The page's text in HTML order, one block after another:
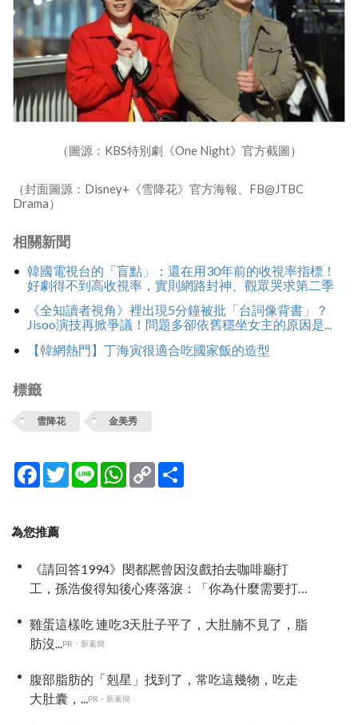
（圖源：KBS特別劇《One Night》官方截圖）
（封面圖源：Disney+《雪降花》官方海報、FB@JTBC
Drama）
相關新聞
韓國電視台的「盲點」：還在用30年前的收視率指標！
好劇得不到高收視率，實則網路封神、觀眾哭求第二季
《全知讀者視角》裡出現5分鐘被批「台詞像背書」？
Jisoo演技再掀爭議！問題多卻依舊穩坐女主的原因是...
【韓網熱門】丁海寅很適合吃國家飯的造型
標籤
雪降花 金美秀
Facebook
TwitterLine WhatsApp
Copy
Link
為您推薦
《請回答1994》閔都凞曾因沒戲拍去咖啡廳打
工，孫浩俊得知後心疼落淚：「你為什麼需要打
雞蛋這樣吃 連吃3天肚子平了，大肚腩不見了，脂
肪沒...
PR・新素簡
腹部脂肪的「剋星」找到了，常吃這幾物，吃走
大肚囊，...
PR・新素簡